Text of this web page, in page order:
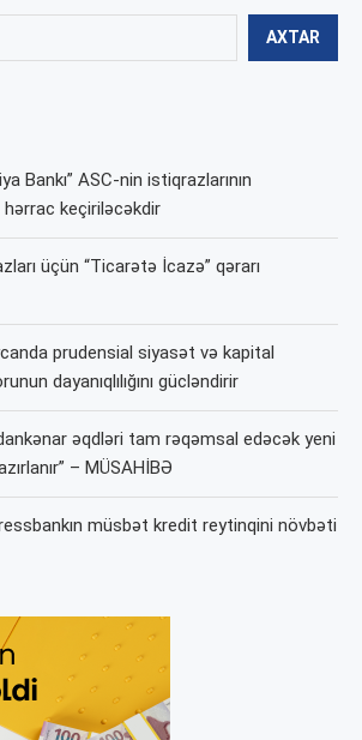
AXTAR
Bankı” ASC-nin istiqrazlarının
keçiriləcəkdir
üçün “Ticarətə İcazə” qərarı
prudensial siyasət və kapital
dayanıqlılığını gücləndirir
əqdləri tam rəqəmsal edəcək yeni
– MÜSAHİBƏ
müsbət kredit reytinqini növbəti